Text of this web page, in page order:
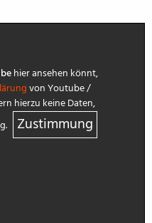
hier ansehen könnt,
von Youtube /
hierzu keine Daten,
Zustimmung